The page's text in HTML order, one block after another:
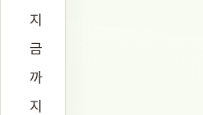
지
금
까
지